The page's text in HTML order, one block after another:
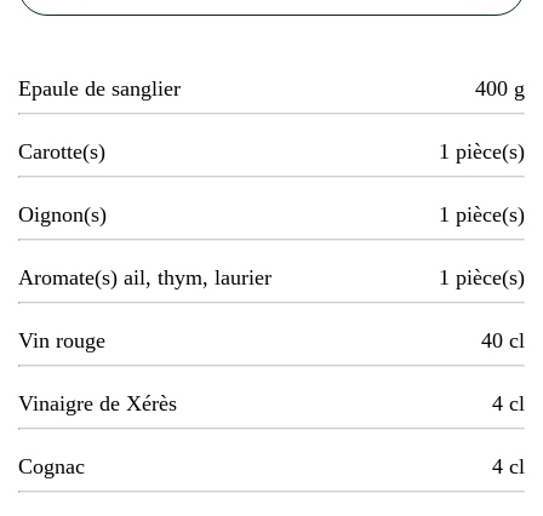
Epaule de sanglier 400 g
Carotte(s) 1 pièce(s)
Oignon(s) 1 pièce(s)
Aromate(s) ail, thym, laurier 1 pièce(s)
Vin rouge 40 cl
Vinaigre de Xérès 4 cl
Cognac 4 cl